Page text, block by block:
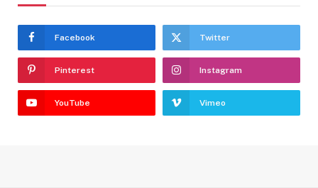
Facebook Twitter
Pinterest Instagram
YouTube Vimeo